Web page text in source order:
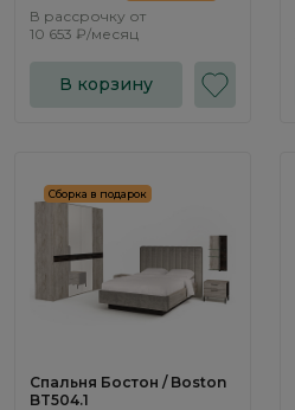
В рассрочку от
10 653 ₽/месяц
В корзину
Сборка в подарок
Спальня Бостон / Boston
BT504.1